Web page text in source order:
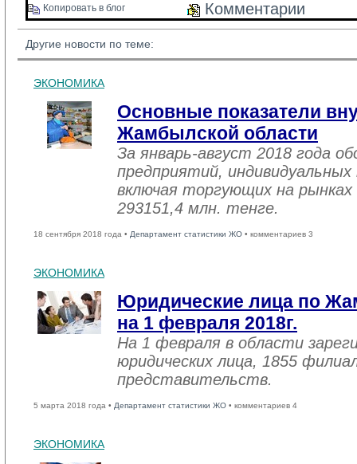
Копировать в блог Комментарии
Другие новости по теме:
ЭКОНОМИКА
Основные показатели
Жамбылской области
За январь-август 2018 года
предприятий,
включая торгующих на рынках
293151,4 млн. тенге.
18 сентября 2018 года • Департамент статистики ЖО • комментариев 3
ЭКОНОМИКА
Юридические лица по
на 1 февраля 2018г.
На 1 февраля в области
юридических лица, 1855
представительств.
5 марта 2018 года • Департамент статистики ЖО • комментариев 4
ЭКОНОМИКА